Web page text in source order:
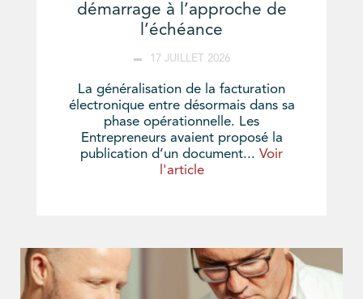
démarrage à l’approche de
l’échéance
17 JUILLET 2026
La généralisation de la facturation
électronique entre désormais dans sa
phase opérationnelle. Les
Entrepreneurs avaient proposé la
publication d’un document... Voir
l'article